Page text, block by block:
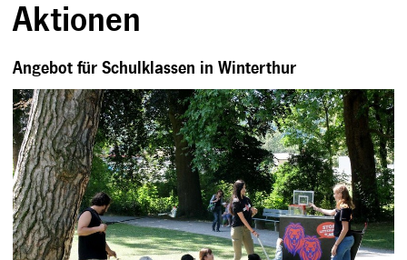
Aktionen
Angebot für Schulklassen in Winterthur